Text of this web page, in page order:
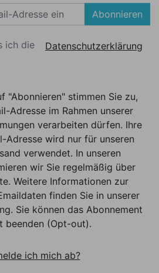
Abonnieren
ich die
Datenschutzerklärung
"Abonnieren" stimmen Sie zu,
Adresse im Rahmen unserer
verarbeiten dürfen. Ihre
Adresse wird nur für unseren
verwendet. In unseren
wir Sie regelmäßig über
Weitere Informationen zur
finden Sie in unserer
Sie können das Abonnement
beenden (Opt-out).
ich mich ab?